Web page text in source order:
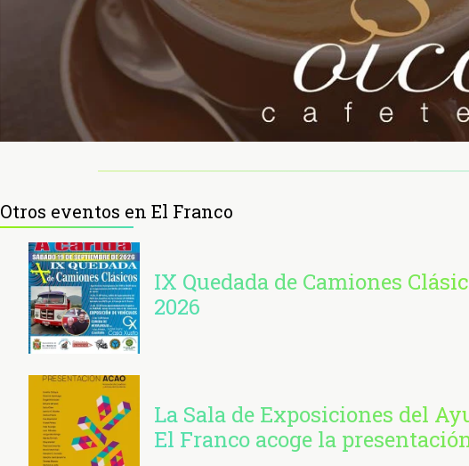
Otros eventos en El Franco
IX Quedada de Camiones
2026
La Sala de Exposiciones del
El Franco acoge la